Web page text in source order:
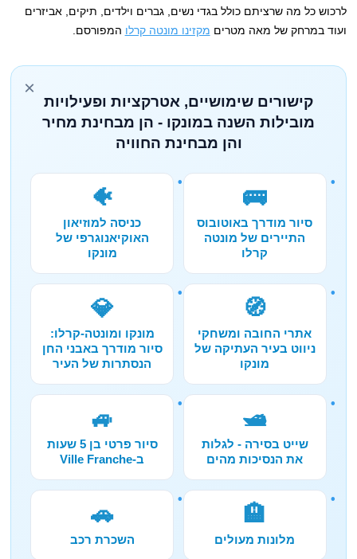
לרכוש כל מה שרציתם כולל בגדי נשים, גברים וילדים, תיקים, אביזרים
ועוד במרחק של מאה מטרים מקזינו מונטה קרלו המפורסם.
×
קישורים שימושיים, אטרקציות ופעילויות
מובילות השנה במונקו - הן מבחינת מחיר
והן מבחינת החוויה
🚌
סיור מודרך באוטובוס
התיירים של מונטה
קרלו
🐠
כניסה למוזיאון
האוקיאנוגרפי של
מונקו
🧭
אתרי החובה ומשחקי
ניווט בעיר העתיקה של
מונקו
💎
מונקו ומונטה-קרלו:
סיור מודרך באבני החן
הנסתרות של העיר
🛥️
שייט בסירה - לגלות
את הנסיכות מהים
🚙
סיור פרטי בן 5 שעות
ב-Ville Franche
🏨
מלונות מעולים
🚗
השכרת רכב